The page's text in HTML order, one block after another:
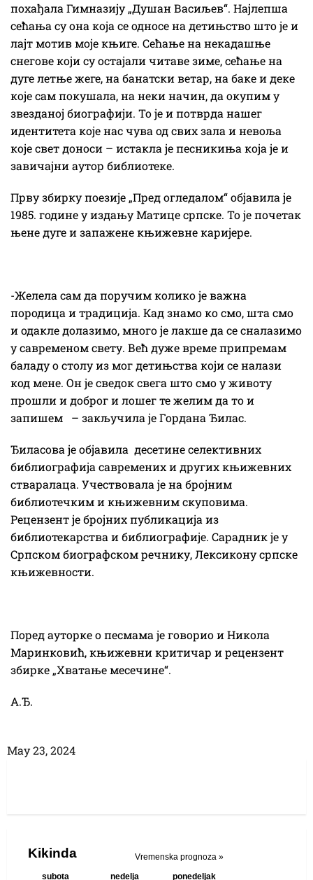
похађала Гимназију „Душан Васиљев“. Најлепша
сећања су она која се односе на детињство што је и
лајт мотив моје књиге. Сећање на некадашње
снегове који су остајали читаве зиме, сећање на
дуге летње жеге, на банатски ветар, на баке и деке
које сам покушала, на неки начин, да окупим у
звезданој биографији. То је и потврда нашег
идентитета које нас чува од свих зала и невоља
које свет доноси – истакла је песникиња која је и
завичајни аутор библиотеке.
Прву збирку поезије „Пред огледалом“ објавила је
1985. године у издању Матице српске. То је почетак
њене дуге и запажене књижевне каријере.
-Желела сам да поручим колико је важна
породица и традиција. Кад знамо ко смо, шта смо
и одакле долазимо, много је лакше да се сналазимо
у савременом свету. Већ дуже време припремам
баладу о столу из мог детињства који се налази
код мене. Он је сведок свега што смо у животу
прошли и доброг и лошег те желим да то и
запишем – закључила је Гордана Ђилас.
Ђиласова је објавила десетине селективних
библиографија савремених и других књижевних
стваралаца. Учествовала је на бројним
библиотечким и књижевним скуповима.
Рецензент је бројних публикација из
библиотекарства и библиографије. Сарадник је у
Српском биографском речнику, Лексикону српске
књижевности.
Поред ауторке о песмама је говорио и Никола
Маринковић, књижевни критичар и рецензент
збирке „Хватање месечине“.
А.Ђ.
Маy 23, 2024